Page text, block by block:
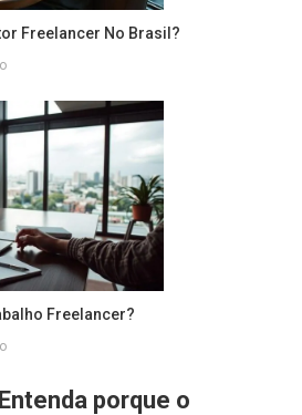
Freelancer No Brasil?
Freelancer?
Entenda porque o